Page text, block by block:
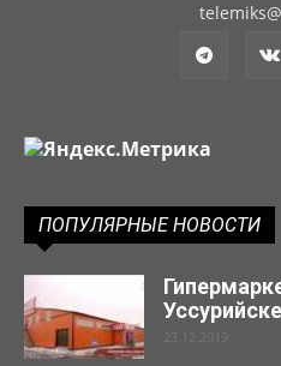
ПОПУЛЯРНЫЕ НОВОСТИ
23.12.2019